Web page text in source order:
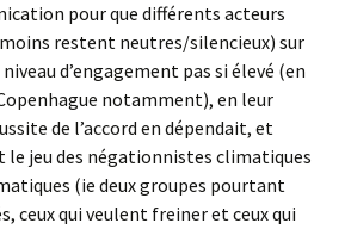
pour que différents acteurs
restent neutres/silencieux) sur
d’engagement pas si élevé (en
notamment), en leur
de l’accord en dépendait, et
le jeu des négationnistes climatiques
(ie deux groupes pourtant
ceux qui veulent freiner et ceux qui